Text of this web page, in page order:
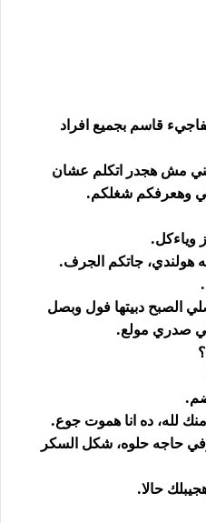
قاسم بجميع افراد
مش هجدر اتكلم عشان
وهعرفكم شغلكم.
وياءكل.
هولندي، جاتكم الجرف.
الصبح دبيتها فول وبصل
صدري مولع.
لله، ده انا هموت جوع.
حاجه حلوه، شكل السكر
حالا.